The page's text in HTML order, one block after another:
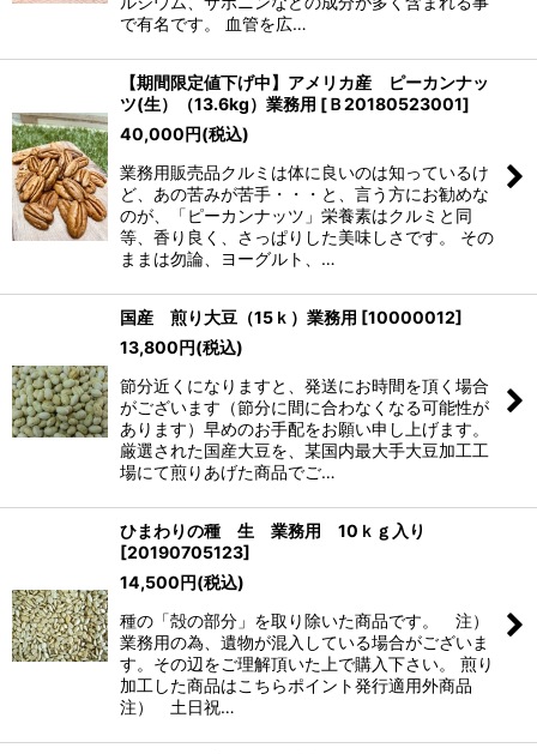
で有名です。 血管を広…
【期間限定値下げ中】アメリカ産 ピーカンナッ
ツ(生）（13.6kg）業務用 [Ｂ20180523001]
40,000円(税込)
業務用販売品クルミは体に良いのは知っているけ
ど、あの苦みが苦手・・・と、言う方にお勧めな
のが、「ピーカンナッツ」栄養素はクルミと同
等、香り良く、さっぱりした美味しさです。 その
ままは勿論、ヨーグルト、…
国産 煎り大豆（15ｋ）業務用 [10000012]
13,800円(税込)
節分近くになりますと、発送にお時間を頂く場合
がございます（節分に間に合わなくなる可能性が
あります）早めのお手配をお願い申し上げます。
厳選された国産大豆を、某国内最大手大豆加工工
場にて煎りあげた商品でご…
ひまわりの種 生 業務用 10ｋｇ入り
[20190705123]
14,500円(税込)
種の「殻の部分」を取り除いた商品です。 注）
業務用の為、遺物が混入している場合がございま
す。その辺をご理解頂いた上で購入下さい。 煎り
加工した商品はこちらポイント発行適用外商品
注） 土日祝…